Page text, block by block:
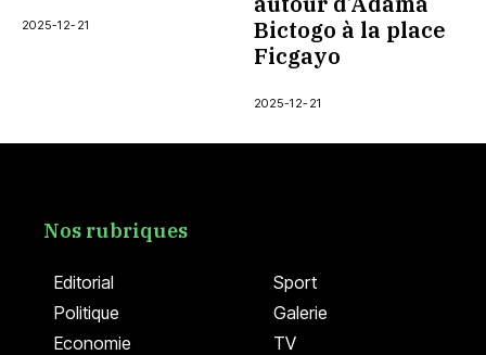
2025-12-21
Bictogo à la place
Ficgayo
2025-12-21
Editorial
Politique
Economie
Sport
Galerie
TV
Nos rubriques